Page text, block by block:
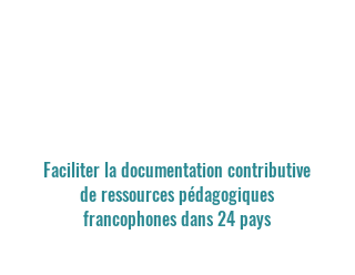
Faciliter la documentation contributive
de ressources pédagogiques
francophones dans 24 pays